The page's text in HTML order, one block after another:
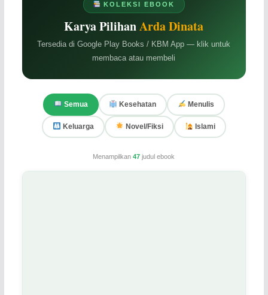
KOLEKSI EBOOK
Karya PilihanArda Dinata
Tersedia di Google Play Books / KBM App — klik untuk
membaca atau membeli
Semua Kesehatan Menulis
Keluarga Novel/Fiksi Islami
Menampilkan47 judul ebook